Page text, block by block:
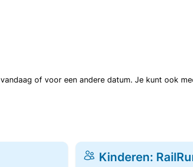
of voor een andere datum. Je kunt ook
Kinderen: